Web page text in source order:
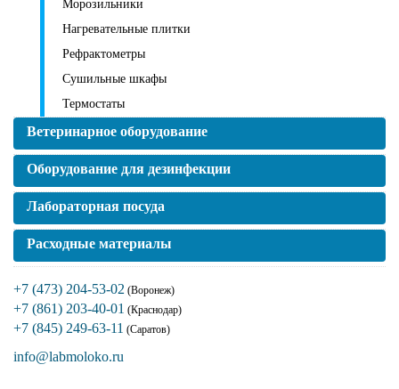
Морозильники
Нагревательные плитки
Рефрактометры
Сушильные шкафы
Термостаты
Ветеринарное оборудование
Оборудование для дезинфекции
Лабораторная посуда
Расходные материалы
+7 (473) 204-53-02 (Воронеж)
+7 (861) 203-40-01 (Краснодар)
+7 (845) 249-63-11 (Саратов)
info@labmoloko.ru